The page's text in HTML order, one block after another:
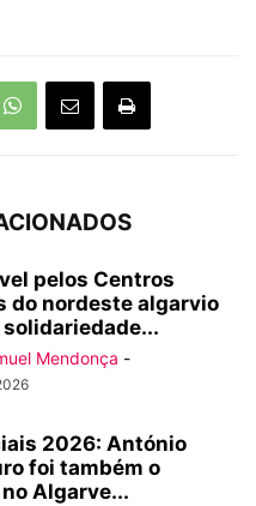
pelos Centros
do nordeste algarvio
solidariedade...
Mendonça -
2026: António
foi também o
Algarve...